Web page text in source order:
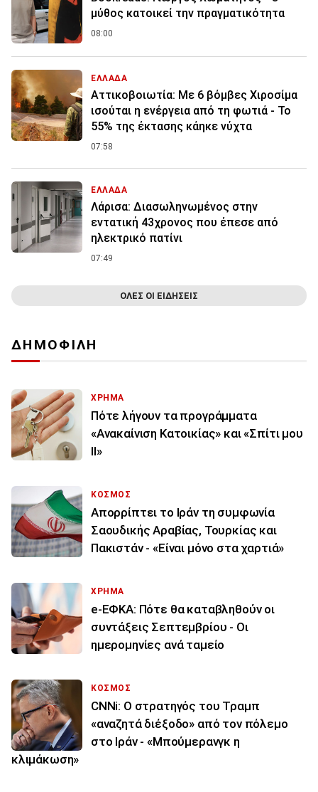
μύθος κατοικεί την πραγματικότητα
08:00
ΕΛΛΑΔΑ
Αττικοβοιωτία: Με 6 βόμβες Χιροσίμα
ισούται η ενέργεια από τη φωτιά - Το
55% της έκτασης κάηκε νύχτα
07:58
ΕΛΛΑΔΑ
Λάρισα: Διασωληνωμένος στην
εντατική 43χρονος που έπεσε από
ηλεκτρικό πατίνι
07:49
ΟΛΕΣ ΟΙ ΕΙΔΗΣΕΙΣ
ΔΗΜΟΦΙΛΗ
ΧΡΗΜΑ
Πότε λήγουν τα προγράμματα
«Ανακαίνιση Κατοικίας» και «Σπίτι μου
ΙΙ»
ΚΟΣΜΟΣ
Απορρίπτει το Ιράν τη συμφωνία
Σαουδικής Αραβίας, Τουρκίας και
Πακιστάν - «Είναι μόνο στα χαρτιά»
ΧΡΗΜΑ
e-ΕΦΚΑ: Πότε θα καταβληθούν οι
συντάξεις Σεπτεμβρίου - Οι
ημερομηνίες ανά ταμείο
ΚΟΣΜΟΣ
CNNi: Ο στρατηγός του Τραμπ
«αναζητά διέξοδο» από τον πόλεμο
στο Ιράν - «Μπούμερανγκ η
κλιμάκωση»